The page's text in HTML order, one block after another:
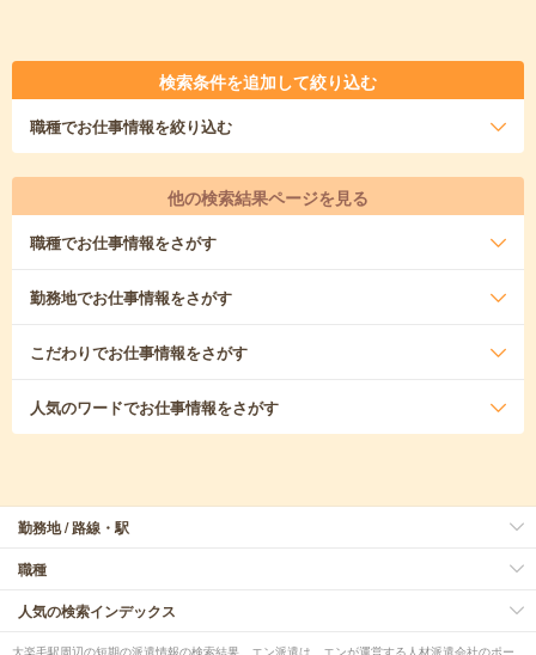
検索条件を追加して絞り込む
職種でお仕事情報を絞り込む
他の検索結果ページを見る
職種でお仕事情報をさがす
勤務地でお仕事情報をさがす
こだわりでお仕事情報をさがす
人気のワードでお仕事情報をさがす
勤務地 / 路線・駅
職種
人気の検索インデックス
大楽毛駅周辺の短期の派遣情報の検索結果。エン派遣は、エンが運営する人材派遣会社のポー